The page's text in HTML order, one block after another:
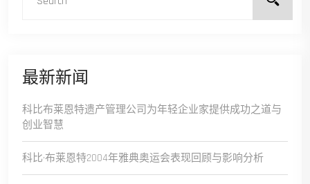
最新新闻
科比布莱恩特遗产管理公司为年轻企业家提供成功之道与
创业智慧
科比·布莱恩特2004年雅典奥运会表现回顾与影响分析